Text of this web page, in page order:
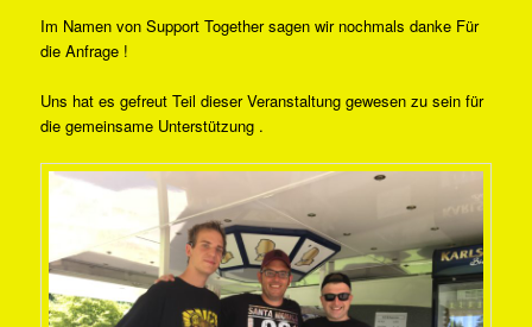
Im Namen von Support Together sagen wir nochmals danke Für
die Anfrage !
Uns hat es gefreut Teil dieser Veranstaltung gewesen zu sein für
die gemeinsame Unterstützung .